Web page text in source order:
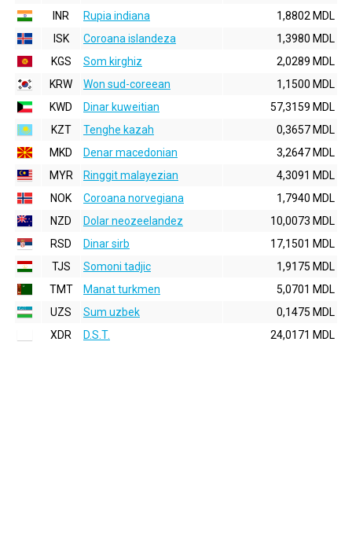
INR
Rupia indiana
1,8802 MDL
ISK
Coroana islandeza
1,3980 MDL
KGS
Som kirghiz
2,0289 MDL
KRW
Won sud-coreean
1,1500 MDL
KWD
Dinar kuweitian
57,3159 MDL
KZT
Tenghe kazah
0,3657 MDL
MKD
Denar macedonian
3,2647 MDL
MYR
Ringgit malayezian
4,3091 MDL
NOK
Coroana norvegiana
1,7940 MDL
NZD
Dolar neozeelandez
10,0073 MDL
RSD
Dinar sirb
17,1501 MDL
TJS
Somoni tadjic
1,9175 MDL
TMT
Manat turkmen
5,0701 MDL
UZS
Sum uzbek
0,1475 MDL
XDR
D.S.T. 24,0171 MDL